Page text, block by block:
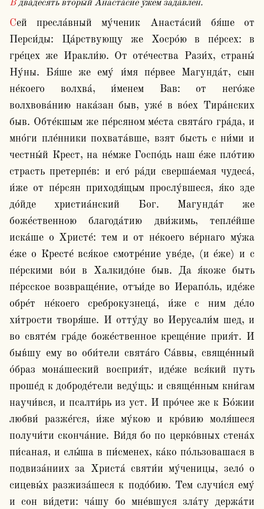
В два́десять вторы́й Анаста́сие у́жем зада́влен.
Сей пресла́вный му́ченик Анаста́сий бя́ше от
Перси́ды: Ца́рствующу же Хосро́ю в пе́рсех: в
гре́цех же Иракли́ю. От оте́чества Рази́х, страны́
Ну́ны. Бя́ше же ему́ и́мя пе́рвее Магунда́т, сын
не́коего волхва́, и́менем Вав: от него́же
волхвова́нию нака́зан быв, уже́ в во́ех Тира́нских
быв. Обте́кшым же пе́рсяном ме́ста свята́го гра́да, и
мно́ги пле́нники похвата́вше, взят бысть с ни́ми и
честны́й Крест, на не́мже Госпо́дь наш е́же пло́тию
страсть претерпе́в: и его́ ра́ди сверша́емая чудеса́,
и́же от пе́рсян приходя́щым прослу́вшеся, я́ко зде
до́йде христиа́нский Бог. Магунда́т же
боже́ственною благода́тию дви́жимь, тепле́йше
иска́ше о Христе́: тем и от не́коего ве́рнаго му́жа
е́же о Кресте́ вся́кое смотре́ние уве́де, (и е́же) и с
пе́рскими во́и в Халкидо́не быв. Да я́коже быть
пе́рсское возвраще́ние, отъи́де во Иерапо́ль, иде́же
обре́т не́коего среброкузнеца́, и́же с ним де́ло
хи́трости творя́ше. И отту́ду во Иерусали́м шед, и
во святе́м гра́де боже́ственное креще́ние прия́т. И
быв́шу ему во оби́тели свята́го Са́ввы, свяще́нный
о́браз мона́шеский восприя́т, иде́же вся́кий путь
проше́д к доброде́тели веду́щь: и свяще́нным кни́гам
научи́вся, и псалти́рь из уст. И про́чее же к Бо́жии
любви́ разже́гся, и́же му́кою и кро́вию моля́шеся
получи́ти сконча́ние. Ви́дя бо по церко́вных стена́х
пи́саная, и слы́ша в пи́сменех, ка́ко по́льзовашася в
подвиза́ниих за Христа́ святи́и му́ченицы, зело́ о
сицевы́х разжиза́шеся к подо́бию. Тем случи́ся ему́
и сон ви́дети: ча́шу бо мне́вшуся зла́ту держа́ти